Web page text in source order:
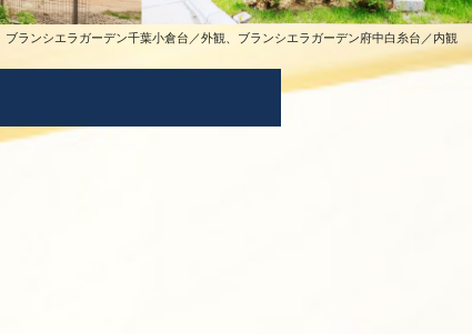
ブランシエラガーデン千葉小倉台／外観、ブランシエラガーデン府中白糸台／内観